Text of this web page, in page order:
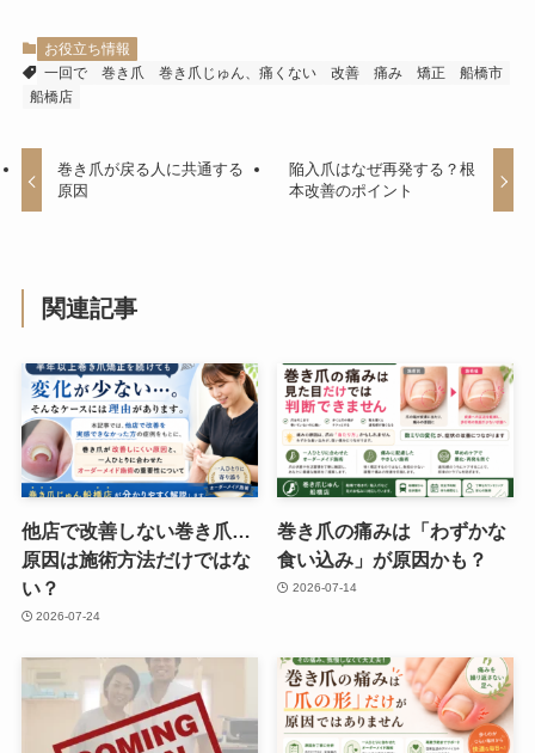
お役立ち情報
一回で
巻き爪 巻き爪じゅん、痛くない 改善 痛み 矯正
船橋市
船橋店
巻き爪が戻る人に共通する
原因
陥入爪はなぜ再発する？根
本改善のポイント
関連記事
他店で改善しない巻き爪…
原因は施術方法だけではな
い？
2026-07-24
巻き爪の痛みは「わずかな
食い込み」が原因かも？
2026-07-14